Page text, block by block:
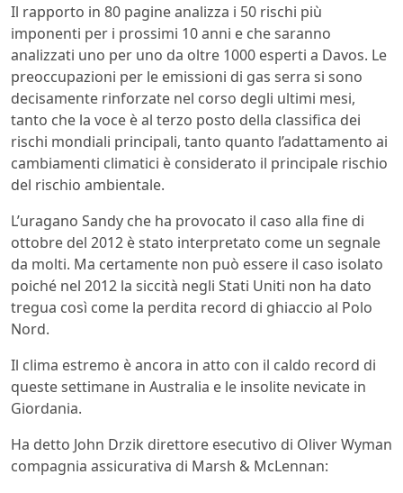
Il rapporto in 80 pagine analizza i 50 rischi più
imponenti per i prossimi 10 anni e che saranno
analizzati uno per uno da oltre 1000 esperti a Davos. Le
preoccupazioni per le emissioni di gas serra si sono
decisamente rinforzate nel corso degli ultimi mesi,
tanto che la voce è al terzo posto della classifica dei
rischi mondiali principali, tanto quanto l’adattamento ai
cambiamenti climatici è considerato il principale rischio
del rischio ambientale.
L’uragano Sandy che ha provocato il caso alla fine di
ottobre del 2012 è stato interpretato come un segnale
da molti. Ma certamente non può essere il caso isolato
poiché nel 2012 la siccità negli Stati Uniti non ha dato
tregua così come la perdita record di ghiaccio al Polo
Nord.
Il clima estremo è ancora in atto con il caldo record di
queste settimane in Australia e le insolite nevicate in
Giordania.
Ha detto John Drzik direttore esecutivo di Oliver Wyman
compagnia assicurativa di Marsh & McLennan: